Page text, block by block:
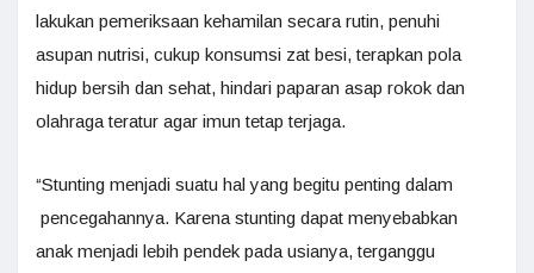
lakukan pemeriksaan kehamilan secara rutin, penuhi
asupan nutrisi, cukup konsumsi zat besi, terapkan pola
hidup bersih dan sehat, hindari paparan asap rokok dan
olahraga teratur agar imun tetap terjaga.
“Stunting menjadi suatu hal yang begitu penting dalam
pencegahannya. Karena stunting dapat menyebabkan
anak menjadi lebih pendek pada usianya, terganggu